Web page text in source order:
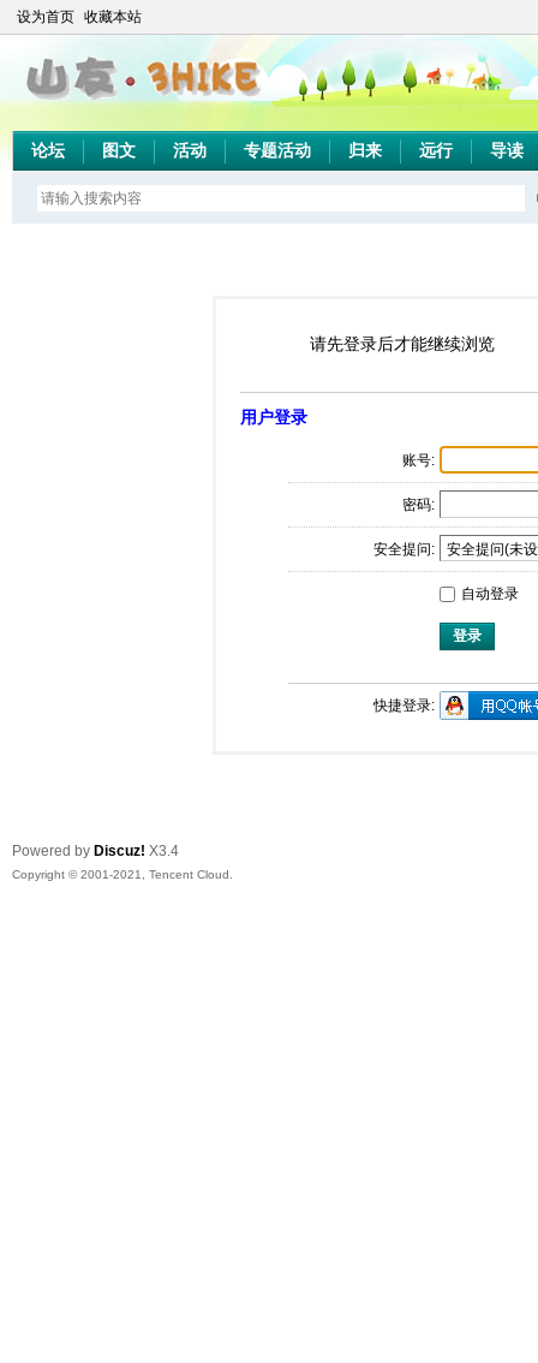
设为首页 收藏本站
论坛 图文 活动 专题活动 归来 远行 导读
请先登录后才能继续浏览
用户登录
账号:
密码:
安全提问:
自动登录
登录
快捷登录:
Powered by Discuz! X3.4
Copyright © 2001-2021, Tencent Cloud.